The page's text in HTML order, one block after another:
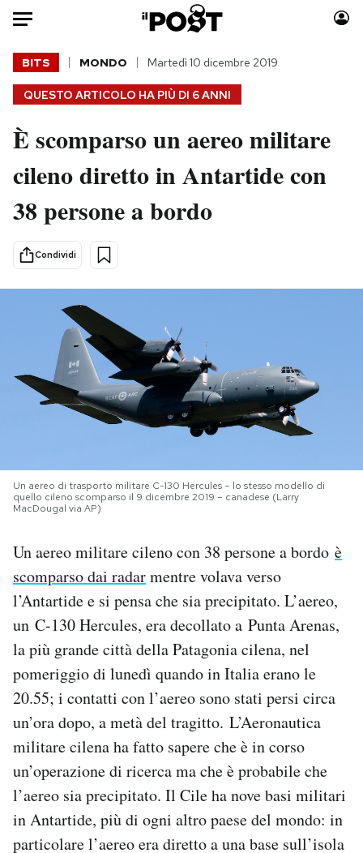
Auto
HOME
Italia
Politica
Tecnologia
Scienza
Sport
Moda
Consumismi
Storie/Idee
PODCAST
I MIEI PREFERITI
SHOP
CALENDARIO
AREA PERSONALE
Area Personale
Newsletter
Notifiche mobile
Hai bisogno di aiuto?
Esci
QUESTO ARTICOLO HA PIÙ DI 6 ANNI
BITS MONDO Martedì 10 dicembre 2019
È scomparso un aereo militare
cileno diretto in Antartide con
38 persone a bordo
Condividi
Un aereo di trasporto militare C-130 Hercules – lo stesso modello di
quello cileno scomparso il 9 dicembre 2019 – canadese (Larry
MacDougal via AP)
Un aereo militare cileno con 38 persone a bordo è
scomparso dai radarmentre volava verso
l’Antartide e si pensa che sia precipitato. L’aereo,
un C-130 Hercules, era decollato a Punta Arenas,
la più grande città della Patagonia cilena, nel
pomeriggio di lunedì quando in Italia erano le
20.55; i contatti con l’aereo sono stati persi circa
un’ora dopo, a metà del tragitto. L’Aeronautica
militare cilena ha fatto sapere che è in corso
un’operazione di ricerca ma che è probabile che
l’aereo sia precipitato. Il Cile ha nove basi militari
in Antartide, più di ogni altro paese del mondo: in
particolare l’aereo era diretto a una base sull’isola